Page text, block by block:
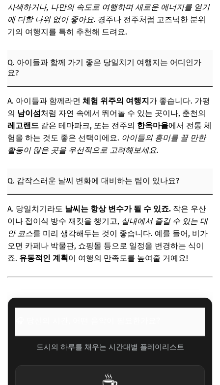
사색하거나, 나만의 속도로 여행하며 새로운 에너지를 얻기
에 더할 나위 없이 좋아요. 경주나 전주처럼 고즈넉한 분위
기의 여행지를 특히 추천해 드려요.
Q. 아이들과 함께 가기 좋은 당일치기 여행지는 어디인가
요?
A. 아이들과 함께라면 체험 위주의 여행지가 좋습니다. 가평
의 남이섬처럼 자연 속에서 뛰어놀 수 있는 곳이나, 춘천의
레고랜드 같은 테마파크, 또는 전주의 한옥마을에서 전통 체
험을 하는 것도 좋은 선택이에요. 아이들의 흥미를 끌 만한
활동이 많은 곳을 우선적으로 고려해보세요.
Q. 갑작스러운 날씨 변화에 대비하는 팁이 있나요?
A. 당일치기라도 날씨는 항상 변수가 될 수 있죠. 작은 우산
이나 접이식 방수 재킷을 챙기고, 실내에서 즐길 수 있는 대
안 코스를 미리 생각해두는 것이 좋습니다. 예를 들어, 비가
오면 카페나 박물관, 쇼핑몰 등으로 일정을 변경하는 식이
죠. 유동적인 계획이 여행의 만족도를 높여줄 거예요!
도시의 하루를 채우는 시간대별 플레이리스트